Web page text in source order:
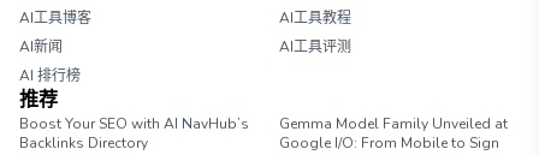
AI工具博客
AI工具教程
AI新闻
AI工具评测
AI 排行榜
推荐
Boost Your SEO with AI NavHub’s
Backlinks Directory
Gemma Model Family Unveiled at
Google I/O: From Mobile to Sign